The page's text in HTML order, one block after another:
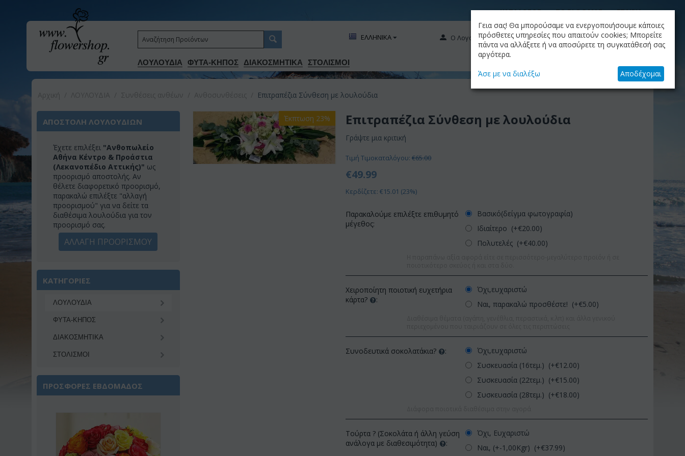
ΚΑΤΑΛΟΓΟΣ ΤΟ BLOG ΜΑΣ ΕΤΑΙΡΙΑ
ΛΟΥΛΟΥΔΙΑ ΦΥΤΑ-ΚΗΠΟΣ ΔΙΑΚΟΣΜΗΤΙΚA ΣΤΟΛΙΣΜΟΙ
Ο Λογαριασμός μου
ΕΛΛΗΝΙΚΑ
+30.210.9319884
ΚΑΛΆΘΙ
Το καλάθι είναι άδειο
Επιτραπέζια Σύνθεση με λουλούδια
ΑΠΟΣΤΟΛΗ ΛΟΥΛΟΥΔΙΩΝ
Έχετε επιλέξει "Ανθοπωλείο
Αθήνα Κέντρο & Προάστια
(Λεκανοπέδιο Αττικής)" ως
προορισμό αποστολής. Αν
θέλετε διαφορετικό προορισμό,
παρακαλώ επιλέξτε "αλλαγή
προορισμού" για να δείτε τα
διαθέσιμα λουλούδια για τον
προορισμό σας.
ΑΛΛΑΓΗ ΠΡΟΟΡΙΣΜΟΥ
ΚΑΤΗΓΟΡΙΕΣ
ΛΟΥΛΟΥΔΙΑ
ΦΥΤΑ-ΚΗΠΟΣ
ΔΙΑΚΟΣΜΗΤΙΚA
ΣΤΟΛΙΣΜΟΙ
ΠΡΟΣΦΟΡΕΣ ΕΒΔΟΜΑΔΟΣ
Έκπτωση 12% Έκπτωση 11%
Έκπτωση 23% Επιτραπέζια Σύνθεση με λουλούδια
Γράψτε μια κριτική
Τιμή Τιμοκαταλόγου: €65.00
€49.99
Κερδίζετε: €15.01 (23%)
Παρακαλούμε επιλέξτε επιθυμητό
μέγεθος:
Βασικό(δείγμα φωτογραφία)
Ιδιαίτερο (+€20.00)
Πολυτελές (+€40.00)
Χειροποίητη ποιοτική ευχετήρια
κάρτα?
:
Όχι,ευχαριστώ
Ναι, παρακαλώ προσθέστε! (+€5.00)
Συνοδευτικά σοκολατάκια? :
Όχι,ευχαριστώ
Συσκευασία (16τεμ.) (+€12.00)
Συσκευασία (22τεμ.) (+€15.00)
Συσκευασία (28τεμ.) (+€18.00)
Τούρτα ? (Σοκολάτα ή άλλη γεύση
ανάλογα με διαθεσιμότητα)
:
Όχι, Ευχαριστώ
Ναι, (+-1,00Kgr) (+€37.99)
Γεια σας! Θα μπορούσαμε να ενεργοποιήσουμε κάποιες
πρόσθετες υπηρεσίες που απαιτούν cookies; Μπορείτε
πάντα να αλλάξετε ή να αποσύρετε τη συγκατάθεσή σας
αργότερα.
Άσε με να διαλέξω Αποδέχομαι